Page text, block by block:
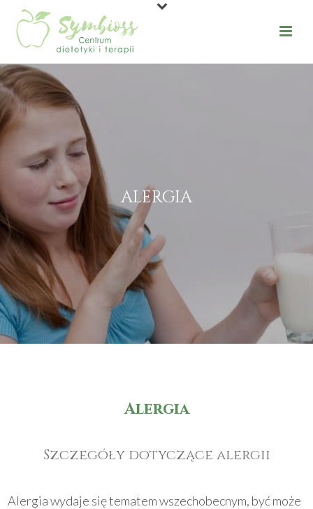
ALERGIA
Alergia
Szczegóły dotyczące alergii
Alergia wydaje się tematem wszechobecnym, być może